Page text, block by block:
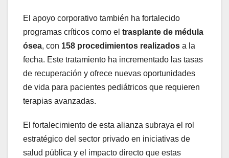
El apoyo corporativo también ha fortalecido
programas críticos como el trasplante de médula
ósea, con 158 procedimientos realizados a la
fecha. Este tratamiento ha incrementado las tasas
de recuperación y ofrece nuevas oportunidades
de vida para pacientes pediátricos que requieren
terapias avanzadas.
El fortalecimiento de esta alianza subraya el rol
estratégico del sector privado en iniciativas de
salud pública y el impacto directo que estas